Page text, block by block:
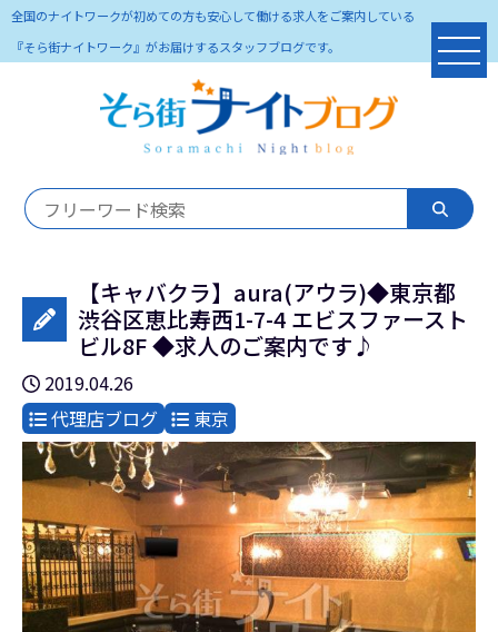
全国のナイトワークが初めての方も安心して働ける求人をご案内している
『そら街ナイトワーク』がお届けするスタッフブログです。
【キャバクラ】aura(アウラ)◆東京都
渋谷区恵比寿西1-7-4 エビスファースト
ビル8F ◆求人のご案内です♪
2019.04.26
代理店ブログ
東京